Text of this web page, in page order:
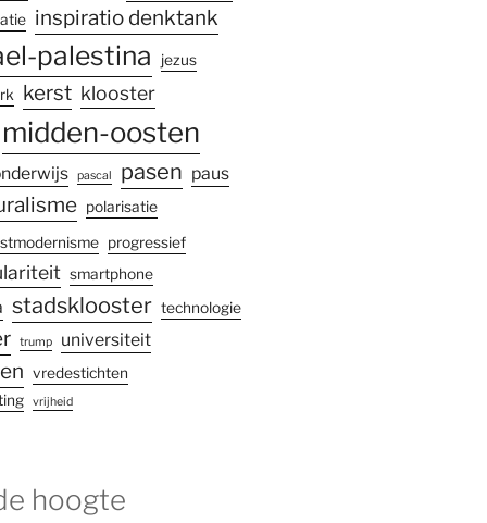
inspiratio denktank
palestina
jezus
kerst klooster
midden-oosten
pascal pasen paus
polarisatie
progressief
smartphone
stadsklooster technologie
trump universiteit
vredestichten
vrijheid
hoogte